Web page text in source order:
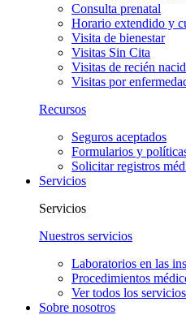
Consulta prenatal
Horario extendido y
Visita de bienestar
Visitas Sin Cita
Visitas de recién
Visitas por
Recursos
Seguros aceptados
Formularios y
Solicitar registros
Servicios
Servicios
Nuestros servicios
Laboratorios en las
Procedimientos
Ver todos los servicios
Sobre nosotros